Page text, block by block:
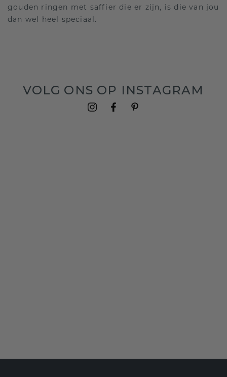
gouden ringen met saffier die er zijn, is die van jou
dan wel heel speciaal.
VOLG ONS OP INSTAGRAM